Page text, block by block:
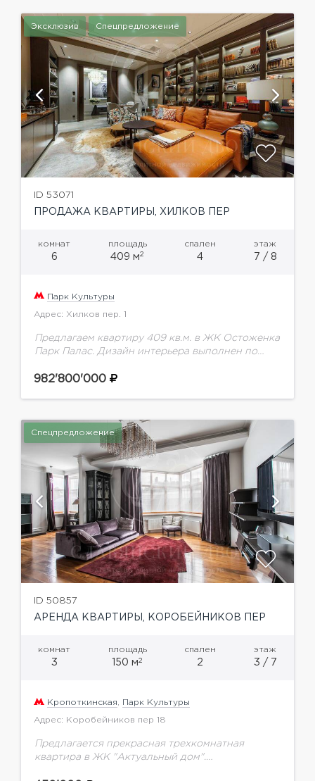
Эксклюзив Спецпредложение
ID 53071
ПРОДАЖА КВАРТИРЫ, ХИЛКОВ ПЕР
комнат
6
площадь
409 м2
спален
4
этаж
7 / 8
Парк Культуры
Адрес: Хилков пер. 1
Предлагаем квартиру 409 кв.м. в ЖК Остоженка
Парк Палас. Дизайн интерьера выполнен по
натурального мрамора и дерева. Вся мебель
982'800'000
Спецпредложение
ID 50857
АРЕНДА КВАРТИРЫ, КОРОБЕЙНИКОВ ПЕР
комнат
3
площадь
150 м2
спален
2
этаж
3 / 7
Кропоткинская, Парк Культуры
Адрес: Коробейников пер 18
Предлагается прекрасная трехкомнатная
квартира в ЖК "Актуальный дом".